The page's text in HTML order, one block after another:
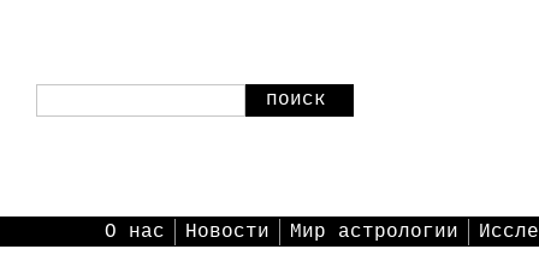
поиск
О нас Новости Мир астрологии